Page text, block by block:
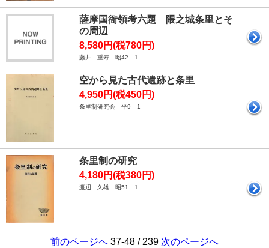
薩摩国衙領考六題 隈之城条里とそ
の周辺
8,580円(税780円)
藤井 重寿 昭42 1
空から見た古代遺跡と条里
4,950円(税450円)
条里制研究会 平9 1
条里制の研究
4,180円(税380円)
渡辺 久雄 昭51 1
前のページへ 37-48 / 239 次のページへ